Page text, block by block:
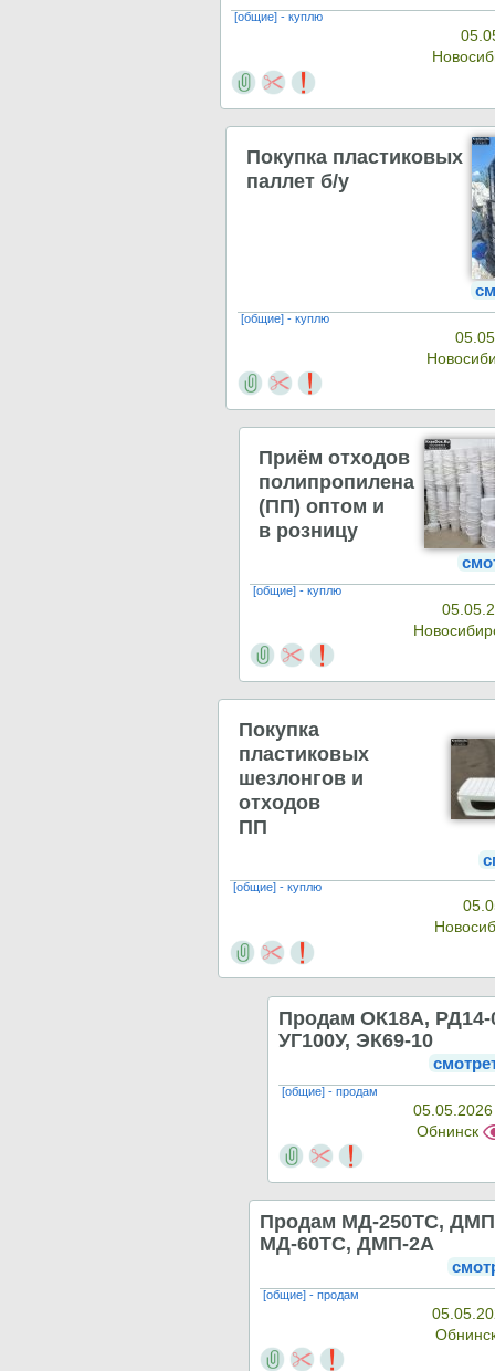
[общие] - куплю
Покупка пластиковых
паллет б/у
[общие] - куплю
Приём отходов
полипропилена
(ПП) оптом и
в розницу
[общие] - куплю
Покупка
пластиковых
шезлонгов и
отходов
ПП
[общие] - куплю
Продам ОК18А, РД14-
УГ100У, ЭК69-10
[общие] - продам
Обнинск
Продам МД-250ТС,
МД-60ТС, ДМП-2А
[общие] - продам